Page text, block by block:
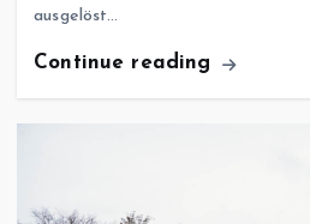
ausgelöst…
Continue reading